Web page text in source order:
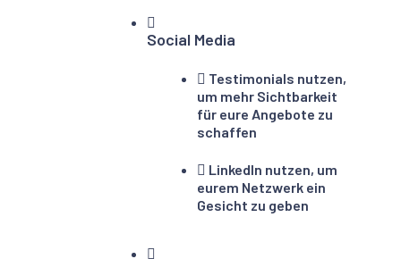
Social Media
Testimonials nutzen,
um mehr Sichtbarkeit
für eure Angebote zu
schaffen
LinkedIn nutzen, um
eurem Netzwerk ein
Gesicht zu geben